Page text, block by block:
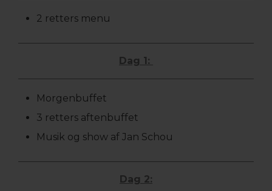
2 retters menu
Dag 1:
Morgenbuffet
3 retters aftenbuffet
Musik og show af Jan Schou
Dag 2: